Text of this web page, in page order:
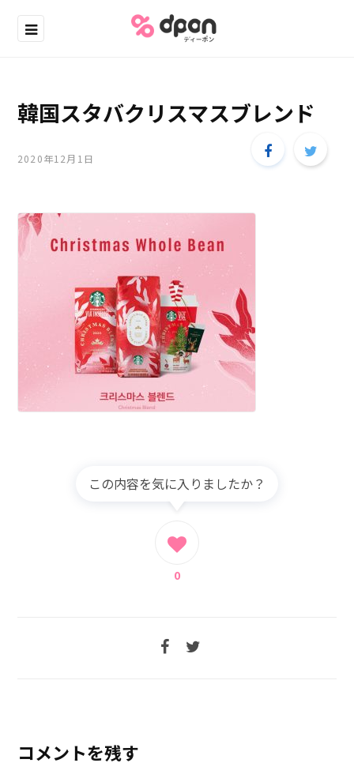
韓国スタバクリスマスブレンド
2020年12月1日
この内容を気に入りましたか？
0
コメントを残す